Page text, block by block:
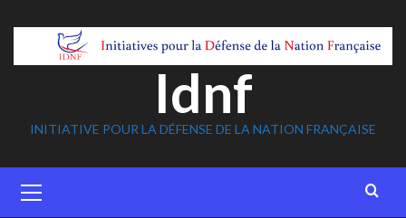
Idnf
INITIATIVE POUR LA DÉFENSE DE LA NATION FRANÇAISE
Menu